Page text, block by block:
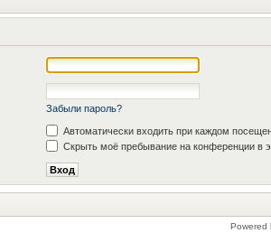
Забыли пароль?
Автоматически входить при каждом
Скрыть моё пребывание на конференции в
Powered